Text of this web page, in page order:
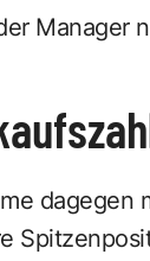
Manager
dagegen